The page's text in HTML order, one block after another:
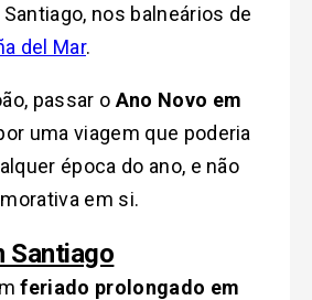
nos balneários de
del Mar.
passar o Ano Novo em
uma viagem que poderia
época do ano, e não
em si.
Santiago
feriado prolongado em